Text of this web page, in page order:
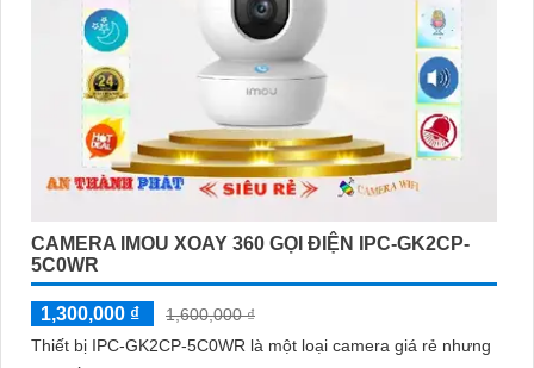
CAMERA IMOU XOAY 360 GỌI ĐIỆN IPC-GK2CP-
5C0WR
1,300,000 ₫
1,600,000 ₫
Thiết bị IPC-GK2CP-5C0WR là một loại camera giá rẻ nhưng